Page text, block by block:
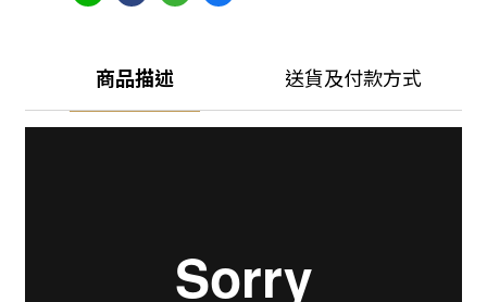
商品描述 送貨及付款方式